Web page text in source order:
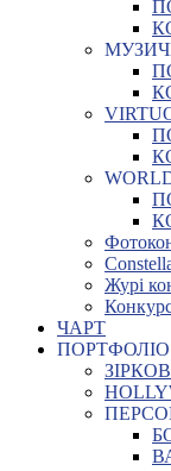
Журі
ЧАРТ
ПОРТФОЛІО